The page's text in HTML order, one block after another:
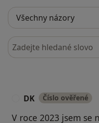
Hledejte v názorech
DK Číslo ověřené
V roce 2023 jsem